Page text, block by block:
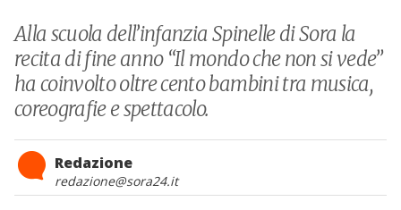
Alla scuola dell’infanzia Spinelle di Sora la
recita di fine anno “Il mondo che non si vede”
ha coinvolto oltre cento bambini tra musica,
coreografie e spettacolo.
Redazione
redazione@sora24.it